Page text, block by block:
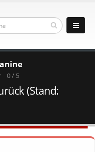
0 / 5
(Stand: